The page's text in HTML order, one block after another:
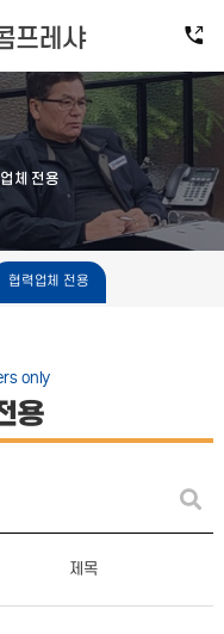
협력업체 전용
체 전용
only
용
제목